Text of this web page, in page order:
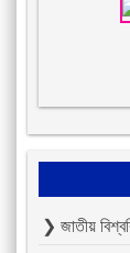
❯ জাতীয়